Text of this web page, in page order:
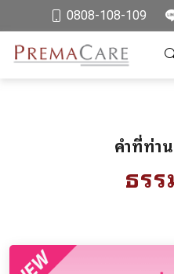
0808-108-109
คำที่ท่า
ธร